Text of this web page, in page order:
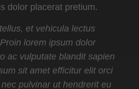
dolor placerat pretium.
et vehicula lectus
lorem ipsum dolor
ac vulputate blandit sapien
sit amet efficitur elit orci
pulvinar ut hendrerit eu